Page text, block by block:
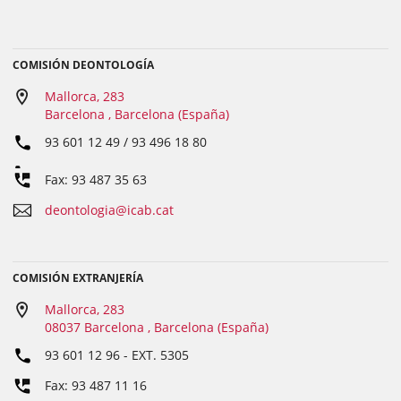
COMISIÓN DEONTOLOGÍA
Mallorca, 283
Barcelona , Barcelona (España)
93 601 12 49 / 93 496 18 80
Fax: 93 487 35 63
deontologia@icab.cat
COMISIÓN EXTRANJERÍA
Mallorca, 283
08037 Barcelona , Barcelona (España)
93 601 12 96 - EXT. 5305
Fax: 93 487 11 16